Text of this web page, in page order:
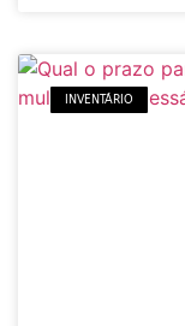
INVENTÁRIO